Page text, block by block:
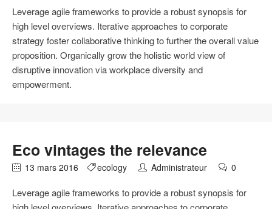
Leverage agile frameworks to provide a robust synopsis for
high level overviews. Iterative approaches to corporate
strategy foster collaborative thinking to further the overall value
proposition. Organically grow the holistic world view of
disruptive innovation via workplace diversity and
empowerment.
Eco vintages the relevance
13 mars 2016 ecology Administrateur 0
Leverage agile frameworks to provide a robust synopsis for